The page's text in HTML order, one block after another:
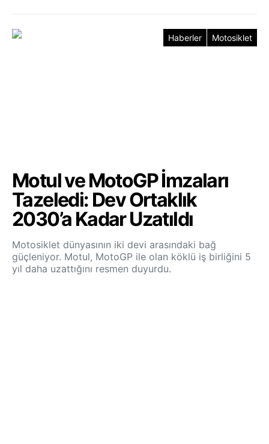
Haberler Motosiklet
Motul ve MotoGP İmzaları
Tazeledi: Dev Ortaklık
2030’a Kadar Uzatıldı
Motosiklet dünyasının iki devi arasındaki bağ
güçleniyor. Motul, MotoGP ile olan köklü iş birliğini 5
yıl daha uzattığını resmen duyurdu.